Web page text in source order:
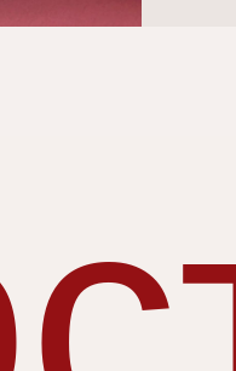
ПОДАРОЧНОГО НАБОРА
ГОРОД»